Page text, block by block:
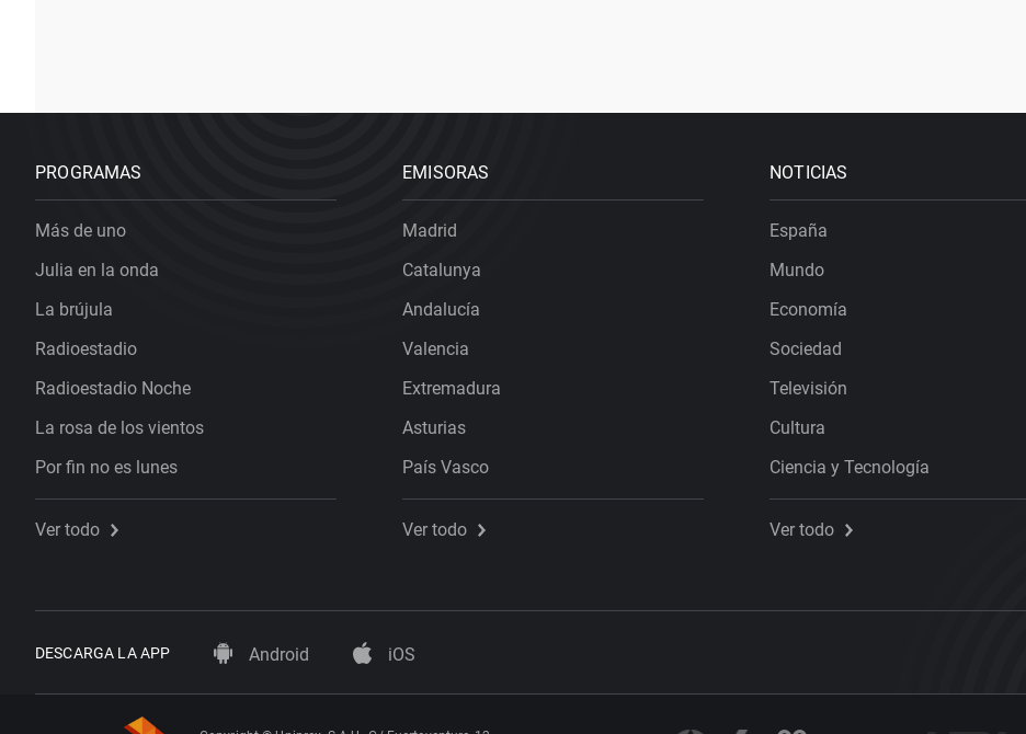
PROGRAMAS
Más de uno
Julia en la onda
La brújula
Radioestadio
Radioestadio Noche
La rosa de los vientos
Por fin no es lunes
Ver todo
EMISORAS
Madrid
Catalunya
Andalucía
Valencia
Extremadura
Asturias
País Vasco
Ver todo
NOTICIAS
España
Mundo
Economía
Sociedad
Televisión
Cultura
Ciencia y Tecnología
Ver todo
DESCARGA LA APP Android iOS